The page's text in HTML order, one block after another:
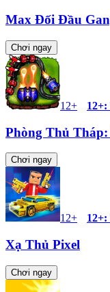
Max Đối Đầu
Chơi ngay
12+ 12+:
Phòng Thủ
Chơi ngay
12+ 12+:
Xạ Thủ Pixel
Chơi ngay